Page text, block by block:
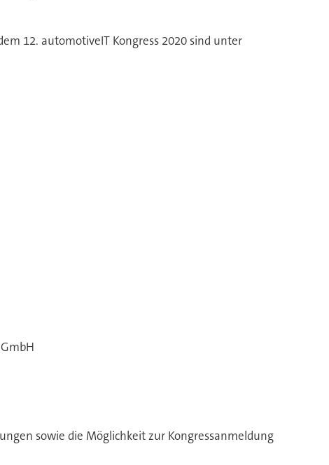
12. automotiveIT Kongress 2020 sind unter
sowie die Möglichkeit zur Kongressanmeldung